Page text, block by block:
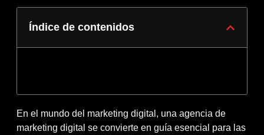
Índice de contenidos
En el mundo del marketing digital, una agencia de
marketing digital se convierte en guía esencial para las